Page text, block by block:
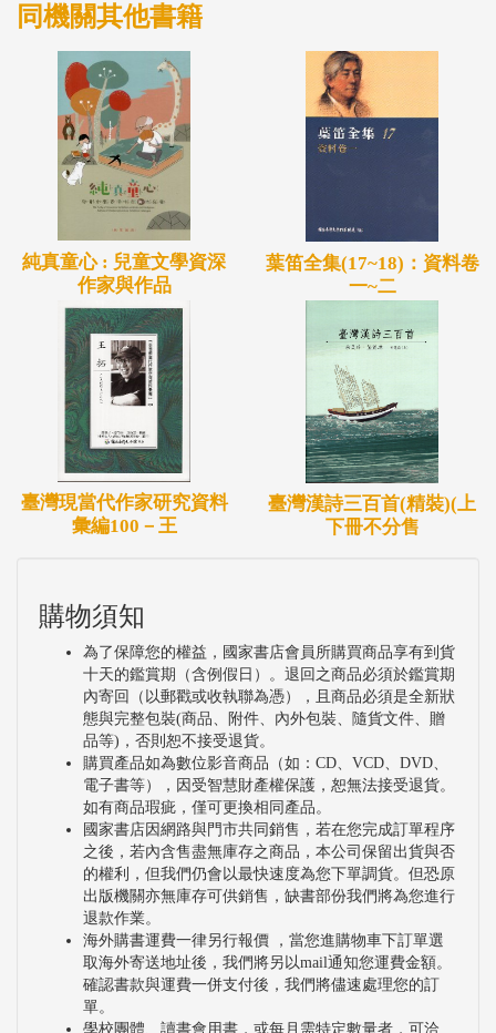
同機關其他書籍
純真童心 : 兒童文學資深
作家與作品
葉笛全集(17~18)：資料卷
一~二
臺灣現當代作家研究資料
彙編100－王
臺灣漢詩三百首(精裝)(上
下冊不分售
購物須知
為了保障您的權益，國家書店會員所購買商品享有到貨
十天的鑑賞期（含例假日）。退回之商品必須於鑑賞期
內寄回（以郵戳或收執聯為憑），且商品必須是全新狀
態與完整包裝(商品、附件、內外包裝、隨貨文件、贈
品等)，否則恕不接受退貨。
購買產品如為數位影音商品（如：CD、VCD、DVD、
電子書等），因受智慧財產權保護，恕無法接受退貨。
如有商品瑕疵，僅可更換相同產品。
國家書店因網路與門市共同銷售，若在您完成訂單程序
之後，若內含售盡無庫存之商品，本公司保留出貨與否
的權利，但我們仍會以最快速度為您下單調貨。但恐原
出版機關亦無庫存可供銷售，缺書部份我們將為您進行
退款作業。
海外購書運費一律另行報價 ，當您進購物車下訂單選
取海外寄送地址後，我們將另以mail通知您運費金額。
確認書款與運費一併支付後，我們將儘速處理您的訂
單。
學校團體、讀書會用書，或每月需特定數量者，可洽